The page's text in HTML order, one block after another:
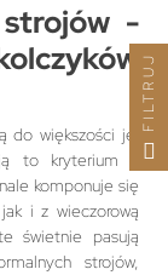
-
większości jej
to kryterium z
komponuje się
i z wieczorową
świetnie pasują
strojów,
FILTRUJ